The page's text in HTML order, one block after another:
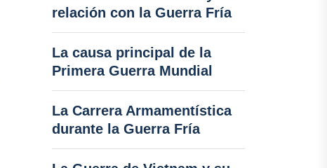
relación con la Guerra Fría
La causa principal de la
Primera Guerra Mundial
La Carrera Armamentística
durante la Guerra Fría